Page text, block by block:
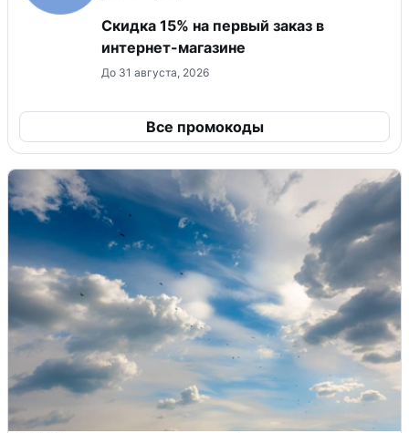
Скидка 15% на первый заказ в
интернет-магазине
До 31 августа, 2026
Все промокоды